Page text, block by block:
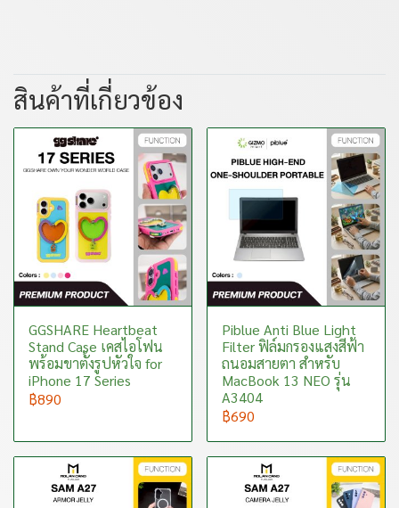
สินค้าที่เกี่ยวข้อง
GGSHARE Heartbeat
Stand Case เคสไอโฟน
พร้อมขาตั้งรูปหัวใจ for
iPhone 17 Series
฿890
Piblue Anti Blue Light
Filter ฟิล์มกรองแสงสีฟ้า
ถนอมสายตา สำหรับ
MacBook 13 NEO รุ่น
A3404
฿690